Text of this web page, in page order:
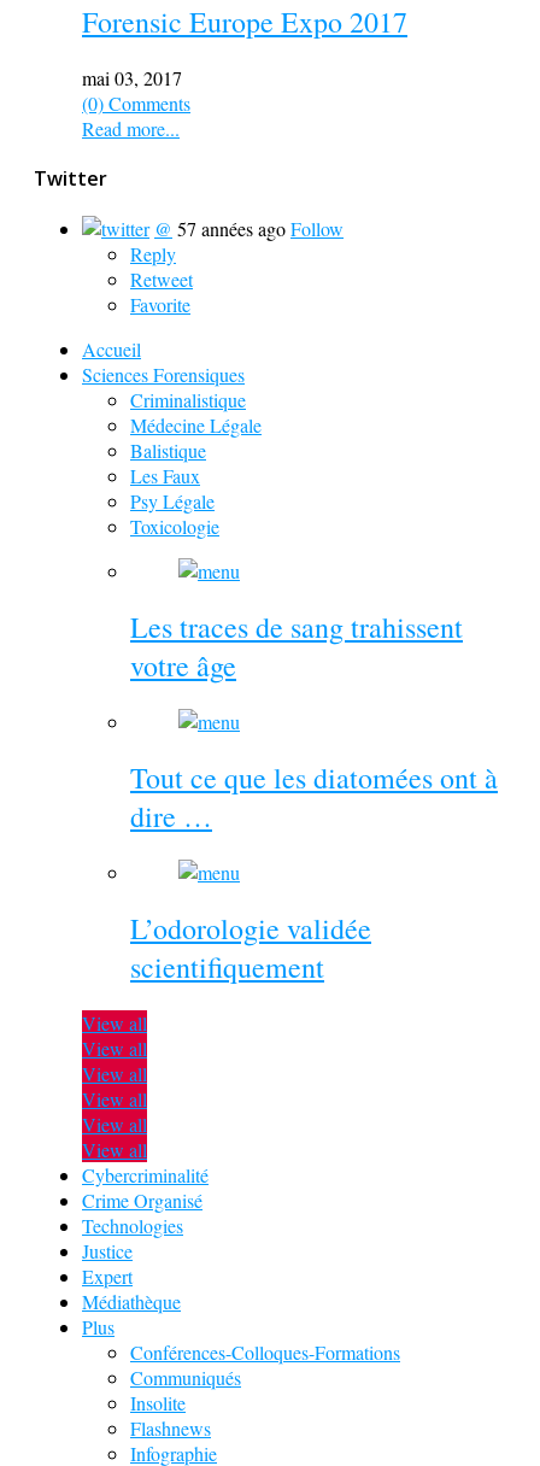
Forensic Europe Expo 2017
mai 03, 2017
(0) Comments
Read more...
Twitter
@ 57 années agoFollow
Reply
Retweet
Favorite
Accueil
Sciences Forensiques
Criminalistique
Médecine Légale
Balistique
Les Faux
Psy Légale
Toxicologie
Les traces de sang trahissent
votre âge
Tout ce que les diatomées ont à
dire …
L’odorologie validée
scientifiquement
View all
View all
View all
View all
View all
View all
Cybercriminalité
Crime Organisé
Technologies
Justice
Expert
Médiathèque
Plus
Conférences-Colloques-Formations
Communiqués
Insolite
Flashnews
Infographie